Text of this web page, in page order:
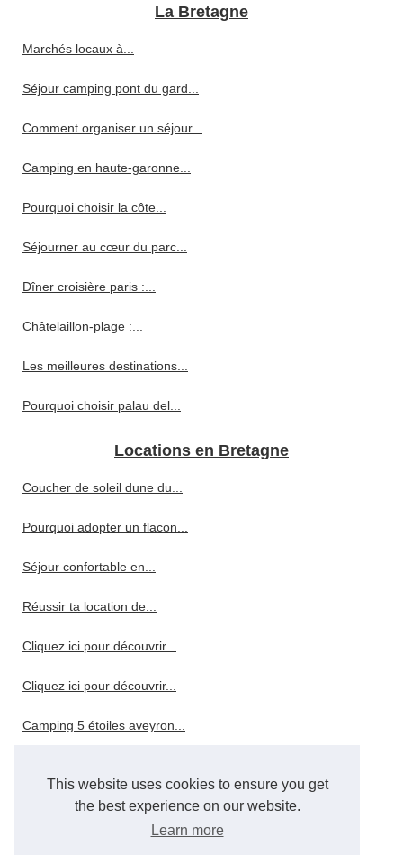
This website uses cookies to ensure you get
the best experience on our website.
Learn more
La Bretagne
Marchés locaux à...
Séjour camping pont du gard...
Comment organiser un séjour...
Camping en haute-garonne...
Pourquoi choisir la côte...
Séjourner au cœur du parc...
Dîner croisière paris :...
Châtelaillon-plage :...
Les meilleures destinations...
Pourquoi choisir palau del...
Locations en Bretagne
Coucher de soleil dune du...
Pourquoi adopter un flacon...
Séjour confortable en...
Réussir ta location de...
Cliquez ici pour découvrir...
Cliquez ici pour découvrir...
Camping 5 étoiles aveyron...
Pourquoi choisir un hôtel 4...